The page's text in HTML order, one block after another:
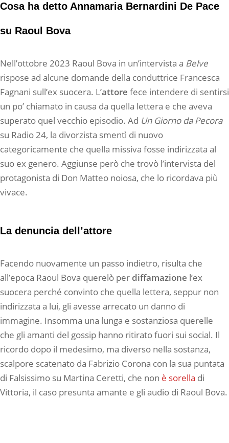
Cosa ha detto Annamaria Bernardini De Pace
su Raoul Bova
Nell’ottobre 2023 Raoul Bova in un’intervista a Belve
rispose ad alcune domande della conduttrice Francesca
Fagnani sull’ex suocera. L’attore fece intendere di sentirsi
un po’ chiamato in causa da quella lettera e che aveva
superato quel vecchio episodio. Ad Un Giorno da Pecora
su Radio 24, la divorzista smentì di nuovo
categoricamente che quella missiva fosse indirizzata al
suo ex genero. Aggiunse però che trovò l’intervista del
protagonista di Don Matteo noiosa, che lo ricordava più
vivace.
La denuncia dell’attore
Facendo nuovamente un passo indietro, risulta che
all’epoca Raoul Bova querelò per diffamazione l’ex
suocera perché convinto che quella lettera, seppur non
indirizzata a lui, gli avesse arrecato un danno di
immagine. Insomma una lunga e sostanziosa querelle
che gli amanti del gossip hanno ritirato fuori sui social. Il
ricordo dopo il medesimo, ma diverso nella sostanza,
scalpore scatenato da Fabrizio Corona con la sua puntata
di Falsissimo su Martina Ceretti, che non è sorella di
Vittoria, il caso presunta amante e gli audio di Raoul Bova.